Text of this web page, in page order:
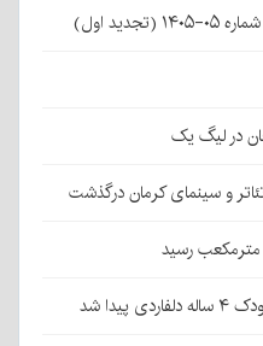
اول)
در لیگ یک
و سینمای کرمان درگذشت
شد